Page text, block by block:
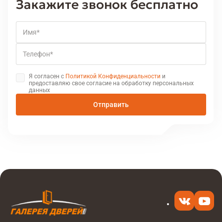
Закажите звонок бесплатно
Имя
Телефон
Я согласен с Политикой Конфиденциальности и
предоставляю свое согласие на обработку персональных
данных
Отправить